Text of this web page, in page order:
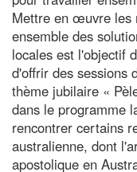
Mettre en œuvre les
ensemble des
locales est l'objectif
d'offrir des sessions
thème jubilaire «
dans le programme
rencontrer certains
australienne, dont
apostolique en